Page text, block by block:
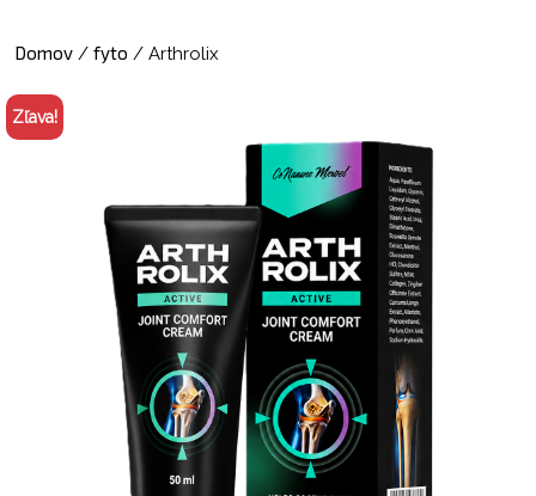
Domov / fyto / Arthrolix
Zľava!